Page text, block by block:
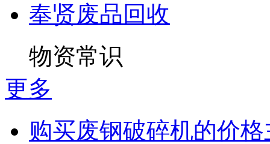
奉贤废品回收
物资常识
更多
购买废钢破碎机的价